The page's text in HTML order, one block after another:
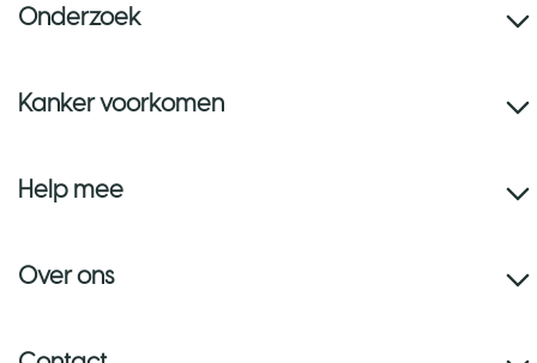
Onderzoek
Kanker voorkomen
Help mee
Over ons